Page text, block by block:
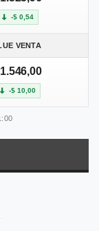
-$ 0,54
VENTA
-$ 10,00